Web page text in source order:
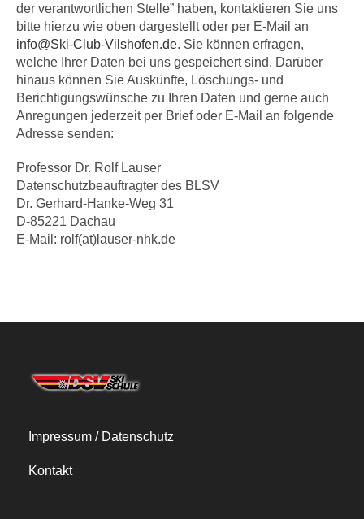
der verantwortlichen Stelle” haben, kontaktieren Sie uns
bitte hierzu wie oben dargestellt oder per E-Mail an
info@Ski-Club-Vilshofen.de. Sie können erfragen,
welche Ihrer Daten bei uns gespeichert sind. Darüber
hinaus können Sie Auskünfte, Löschungs- und
Berichtigungswünsche zu Ihren Daten und gerne auch
Anregungen jederzeit per Brief oder E-Mail an folgende
Adresse senden:
Professor Dr. Rolf Lauser
Datenschutzbeauftragter des BLSV
Dr. Gerhard-Hanke-Weg 31
D-85221 Dachau
E-Mail: rolf(at)lauser-nhk.de
Impressum / Datenschutz
Kontakt